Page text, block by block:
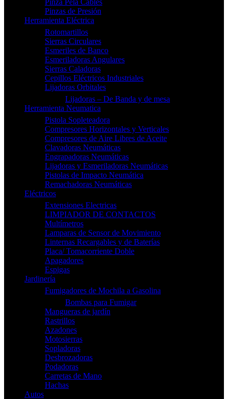
Pinza Pela Cables
Pinzas de Presión
Herramienta Eléctrica
Rotomartillos
Sierras Circulares
Esmeriles de Banco
Esmeriladoras Angulares
Sierras Caladoras
Cepillos Eléctricos Industriales
Lijadoras Orbitales
Lijadoras – De Banda y de mesa
Herramienta Neumatica
Pistola Sopleteadora
Compresores Horizontales y Verticales
Compresores de Aire Libres de Aceite
Clavadoras Neumáticas
Engrapadoras Neumáticas
Lijadoras y Esmeriladoras Neumáticas
Pistolas de Impacto Neumática
Remachadoras Neumáticas
Eléctricos
Extensiones Electricas
LIMPIADOR DE CONTACTOS
Multímetros
Lamparas de Sensor de Movimiento
Linternas Recargables y de Baterías
Placa/ Tomacorriente Doble
Apagadores
Espigas
Jardinería
Fumigadores de Mochila a Gasolina
Bombas para Fumigar
Mangueras de jardín
Rastrillos
Azadones
Motosierras
Sopladoras
Desbrozadoras
Podadoras
Carretas de Mano
Hachas
Autos